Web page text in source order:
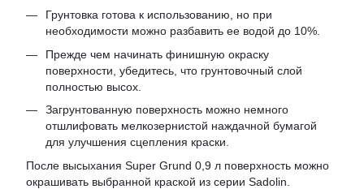
Грунтовка готова к использованию, но при
необходимости можно разбавить ее водой до 10%.
Прежде чем начинать финишную окраску
поверхности, убедитесь, что грунтовочный слой
полностью высох.
Загрунтованную поверхность можно немного
отшлифовать мелкозернистой наждачной бумагой
для улучшения сцепления краски.
После высыхания Super Grund 0,9 л поверхность можно
окрашивать выбранной краской из серии Sadolin.